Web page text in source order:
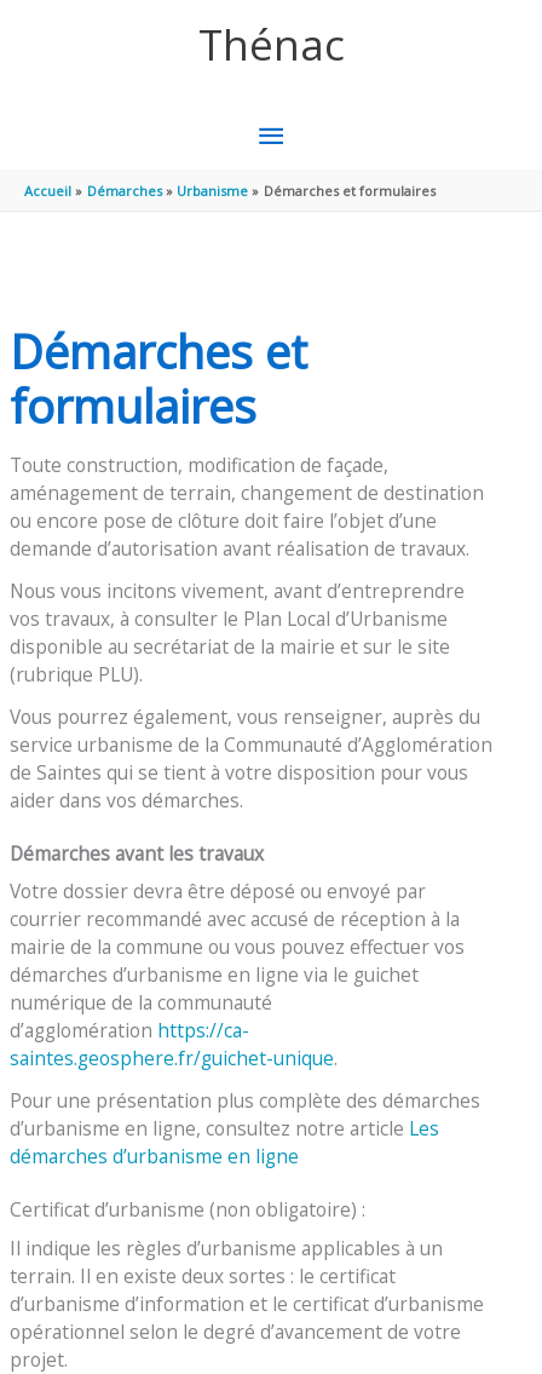
Thénac
MENU
PRINCIPAL
Accueil Démarches Urbanisme Démarches et formulaires
Démarches et
formulaires
Toute construction, modification de façade,
aménagement de terrain, changement de destination
ou encore pose de clôture doit faire l’objet d’une
demande d’autorisation avant réalisation de travaux.
Nous vous incitons vivement, avant d’entreprendre
vos travaux, à consulter le Plan Local d’Urbanisme
disponible au secrétariat de la mairie et sur le site
(rubrique PLU).
Vous pourrez également, vous renseigner, auprès du
service urbanisme de la Communauté d’Agglomération
de Saintes qui se tient à votre disposition pour vous
aider dans vos démarches.
Démarches avant les travaux
Votre dossier devra être déposé ou envoyé par
courrier recommandé avec accusé de réception à la
mairie de la commune ou vous pouvez effectuer vos
démarches d’urbanisme en ligne via le guichet
numérique de la communauté
d’agglomération https://ca-
saintes.geosphere.fr/guichet-unique.
Pour une présentation plus complète des démarches
d’urbanisme en ligne, consultez notre article Les
démarches d’urbanisme en ligne
Certificat d’urbanisme (non obligatoire) :
Il indique les règles d’urbanisme applicables à un
terrain. Il en existe deux sortes : le certificat
d’urbanisme d’information et le certificat d’urbanisme
opérationnel selon le degré d’avancement de votre
projet.